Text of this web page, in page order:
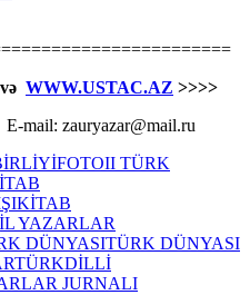
və WWW.USTAC.AZ >>>>
mail: zauryazar@mail.ru
FOTOII TÜRK
KİTAB
YAZARLAR
DÜNYASITÜRK DÜNYASI
TÜRKDİLLİ
JURNALI